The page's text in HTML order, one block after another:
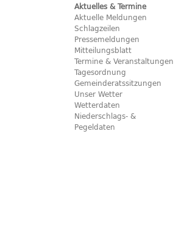
Aktuelles & Termine
Aktuelle Meldungen
Schlagzeilen
Pressemeldungen
Mitteilungsblatt
Termine & Veranstaltungen
Tagesordnung
Gemeinderatssitzungen
Unser Wetter
Wetterdaten
Niederschlags- &
Pegeldaten